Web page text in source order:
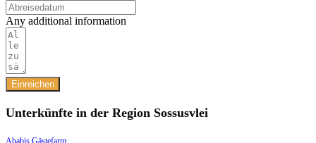
Any additional information
Einreichen
Unterkünfte in der Region Sossusvlei
Ababis Gästefarm